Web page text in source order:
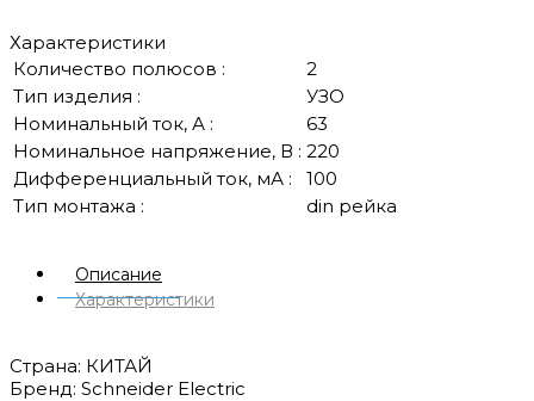
Характеристики
Количество полюсов :
2
Тип изделия :
УЗО
Номинальный ток, А :
63
Номинальное напряжение, В : 220
Дифференциальный ток, мА :
100
Тип монтажа :
din рейка
Описание
Характеристики
Страна: КИТАЙ
Бренд: Schneider Electric